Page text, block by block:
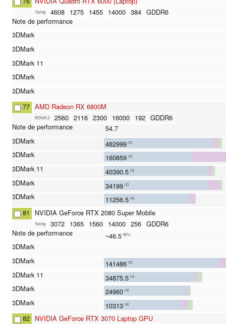
Turing 4608 1275 1455 14000 384 GDDR6
77 AMD Radeon RX 6800M
RDNA 2 2560 2116 2300 16000 192 GDDR6
54.7
482999 n3
160859 n3
40390.5 n2
34199 n3
11256.5 n4
81 NVIDIA GeForce RTX 2080 Super Mobile
Turing 3072 1365 1560 14000 256 GDDR6
~46.5 80%
141486 n3
34875.5 n4
24960 n4
10313 n4
82 NVIDIA GeForce RTX 3070 Laptop GPU